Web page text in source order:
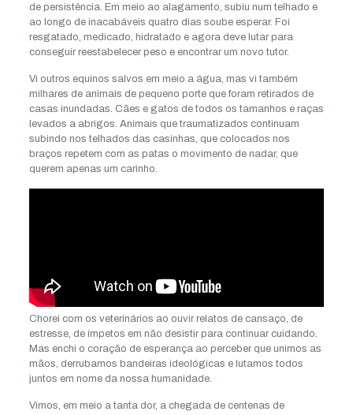
de persistência. Em meio ao alagamento, subiu num telhado e
ao longo de inacabáveis quatro dias soube esperar. Foi
resgatado, medicado, hidratado e agora deve lutar para
conseguir reestabelecer peso e encontrar um novo tutor.
Vi outros equinos salvos em meio a água, mas vi também
milhares de animais de pequeno porte que foram retirados de
casas inundadas. Cães e gatos de todos os tamanhos e raças
levados a abrigos. Animais que traumatizados continuam
subindo nos telhados das casinhas, que colocados nos
braços repetem com as patas o movimento de nadar, que
querem apenas um carinho.
Chorei com os veterinários ao ouvir relatos de cansaço, de
estresse, de ímpetos em não desistir para continuar cuidando.
Mas enchi o coração de esperança ao perceber que unimos as
mãos, derrubamos bandeiras ideológicas e lutamos todos
juntos em nome da nossa humanidade.
Vimos, em meio a tanta dor, a chegada de centenas de